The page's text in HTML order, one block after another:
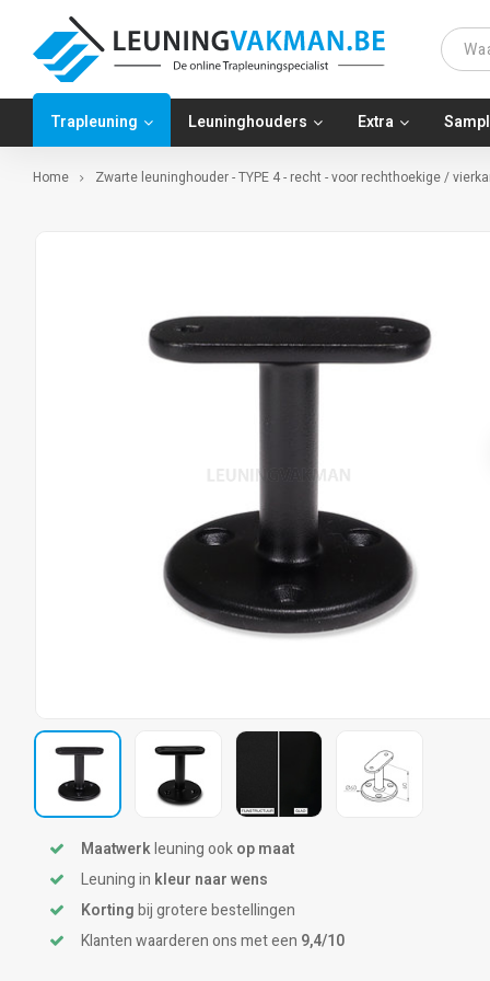
Trapleuning Leuninghouders Extra
Home Zwarte leuninghouder - TYPE 4 - recht - voor rechthoekige /
Maatwerkleuning ookop maat
Leuning in kleur naar wens
Kortingbij grotere bestellingen
Klanten waarderen ons met een 9,4/10